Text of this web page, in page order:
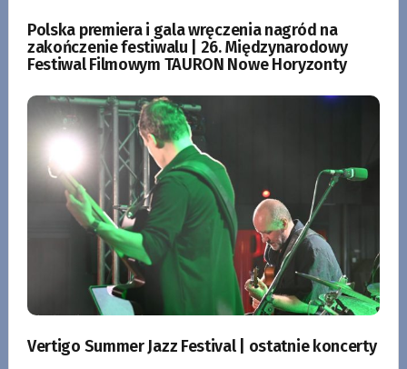
Polska premiera i gala wręczenia nagród na
zakończenie festiwalu | 26. Międzynarodowy
Festiwal Filmowym TAURON Nowe Horyzonty
Vertigo Summer Jazz Festival | ostatnie koncerty